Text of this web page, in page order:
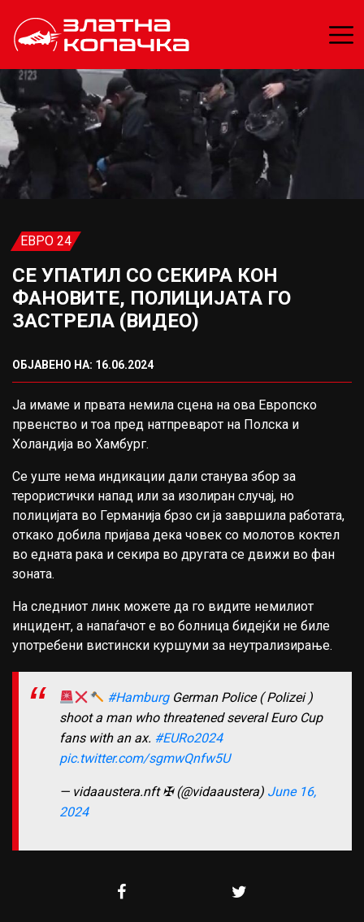
ЕВРО 24
СЕ УПАТИЛ СО СЕКИРА КОН
ФАНОВИТЕ, ПОЛИЦИЈАТА ГО
ЗАСТРЕЛА (ВИДЕО)
ОБЈАВЕНО НА: 16.06.2024
Ја имаме и првата немила сцена на ова Европско
првенство и тоа пред натпреварот на Полска и
Холандија во Хамбург.
Се уште нема индикации дали станува збор за
терористички напад или за изолиран случај, но
полицијата во Германија брзо си ја завршила работата,
откако добила пријава дека човек со молотов коктел
во едната рака и секира во другата се движи во фан
зоната.
На следниот линк можете да го видите немилиот
инцидент, а напаѓачот е во болница бидејќи не биле
употребени вистински куршуми за неутрализирање.
#HamburgGerman Police ( Polizei )
shoot a man who threatened several Euro Cup
fans with an ax. #EURo2024
pic.twitter.com/sgmwQnfw5U
— vidaaustera.nft ✠ (@vidaaustera) June 16,
2024